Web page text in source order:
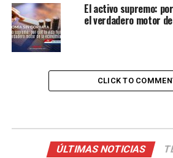
El activo supremo:
el verdadero motor
CLICK TO
ÚLTIMAS NOTICIAS